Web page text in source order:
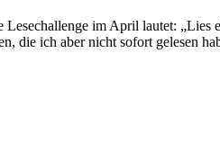
im April lautet: „Lies
die ich aber nicht sofort gelesen